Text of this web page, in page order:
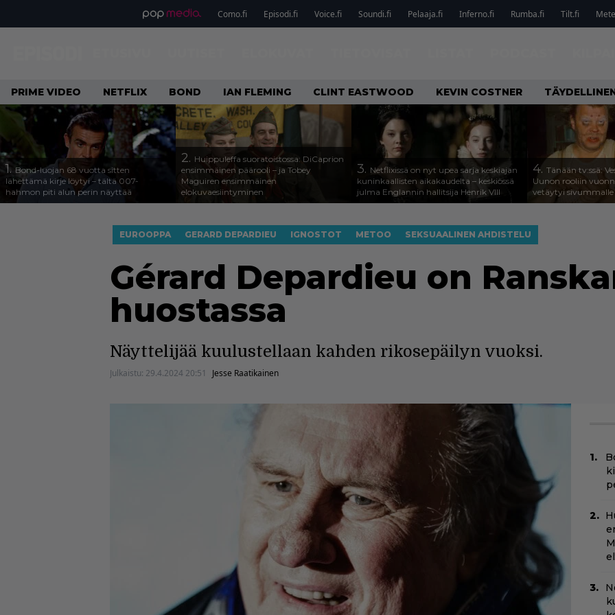
Como.fi Episodi.fi Voice.fi Soundi.fi Pelaaja.fi Inferno.fi Rumba.fi Tilt.fi
PRIME VIDEO NETFLIX BOND IAN FLEMING CLINT EASTWOOD KEVIN COSTNER
1. Bond-luojan 68 vuotta sitten
lähettämä kirje löytyi – tältä 007-
hahmon piti alun perin näyttää
2. Huippuleffa suoratoistossa: DiCaprion
ensimmäinen päärooli – ja Tobey
Maguiren ensimmäinen
elokuvaesiintyminen
3. Netflixissä on nyt upea sarja keskiajan
kuninkaallisten aikakaudelta – keskiössä
julma Englannin hallitsija Henrik VIII
4. Tänään tv:ssä:
Uunon rooliin
vetäytyi sivummalle
EUROOPPA GERARD DEPARDIEU IGNOSTOT METOO SEKSUAALINEN AHDISTELU
Gérard Depardieu on
huostassa
Näyttelijää kuulustellaan kahden rikosepäilyn vuoksi.
Julkaistu: 29.4.2024 20:51 Jesse Raatikainen